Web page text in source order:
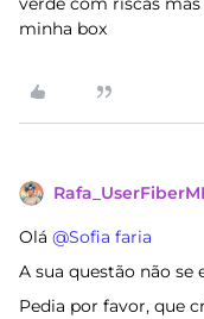
minha box
Olá ​ @Sofia faria
A sua questão não se
Pedia por favor, que